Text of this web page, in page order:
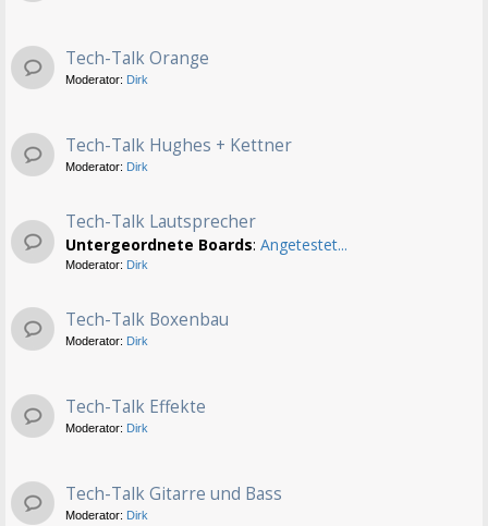
Tech-Talk Orange
Moderator: Dirk
Tech-Talk Hughes + Kettner
Moderator: Dirk
Tech-Talk Lautsprecher
Untergeordnete Boards: Angetestet...
Moderator: Dirk
Tech-Talk Boxenbau
Moderator: Dirk
Tech-Talk Effekte
Moderator: Dirk
Tech-Talk Gitarre und Bass
Moderator: Dirk